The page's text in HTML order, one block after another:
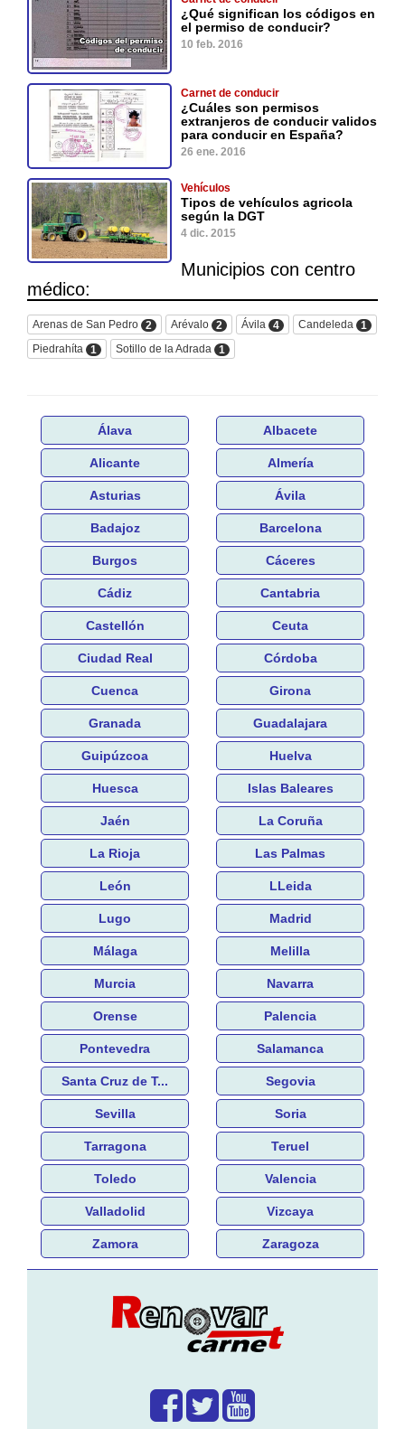
¿Qué significan los códigos en
el permiso de conducir?
10 feb. 2016
Carnet de conducir
¿Cuáles son permisos
extranjeros de conducir validos
para conducir en España?
26 ene. 2016
Vehículos
Tipos de vehículos agricola
según la DGT
4 dic. 2015
Municipios con centro
médico:
Arenas de San Pedro 2 Arévalo 2 Ávila 4 Candeleda
1
Piedrahíta
1 Sotillo de la Adrada 1
Álava Albacete
Alicante Almería
Asturias Ávila
Badajoz Barcelona
Burgos Cáceres
Cádiz Cantabria
Castellón Ceuta
Ciudad Real Córdoba
Cuenca Girona
Granada Guadalajara
Guipúzcoa Huelva
Huesca Islas Baleares
Jaén La Coruña
La Rioja Las Palmas
León LLeida
Lugo Madrid
Málaga Melilla
Murcia Navarra
Orense Palencia
Pontevedra Salamanca
Santa Cruz de T... Segovia
Sevilla Soria
Tarragona Teruel
Toledo Valencia
Valladolid Vizcaya
Zamora Zaragoza